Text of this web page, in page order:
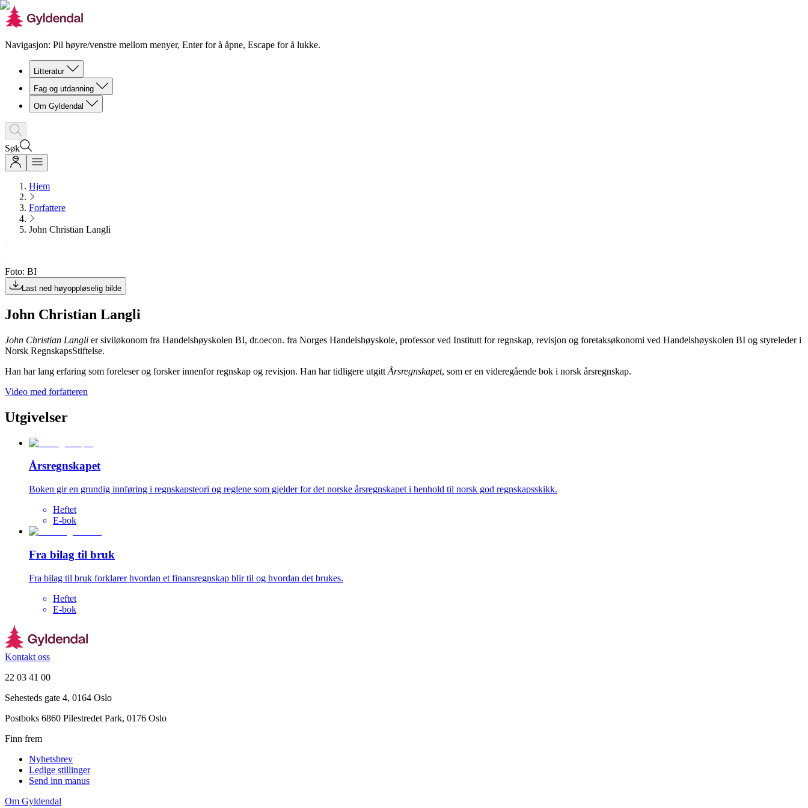
Navigasjon: Pil høyre/venstre mellom menyer, Enter for å åpne, Escape for å lukke.
Litteratur
Fag og utdanning
Om Gyldendal
Søk
Hjem
Forfattere
John Christian Langli
Foto: BI
Last ned høyoppløselig bilde
John Christian Langli
John Christian Langli er siviløkonom fra Handelshøyskolen BI, dr.oecon. fra Norges Handelshøyskole, professor ved Institutt for regnskap, revisjon og foretaksøkonomi ved Handelshøyskolen BI og styreleder i
Norsk RegnskapsStiftelse.
Han har lang erfaring som foreleser og forsker innenfor regnskap og revisjon. Han har tidligere utgitt Årsregnskapet, som er en videregående bok i norsk årsregnskap.
Video med forfatteren
Utgivelser
Årsregnskapet
Boken gir en grundig innføring i regnskapsteori og reglene som gjelder for det norske årsregnskapet i henhold til norsk god regnskapsskikk.
Heftet
E-bok
Fra bilag til bruk
Fra bilag til bruk forklarer hvordan et finansregnskap blir til og hvordan det brukes.
Heftet
E-bok
Kontakt oss
22 03 41 00
Sehesteds gate 4, 0164 Oslo
Postboks 6860 Pilestredet Park, 0176 Oslo
Finn frem
Nyhetsbrev
Ledige stillinger
Send inn manus
Om Gyldendal